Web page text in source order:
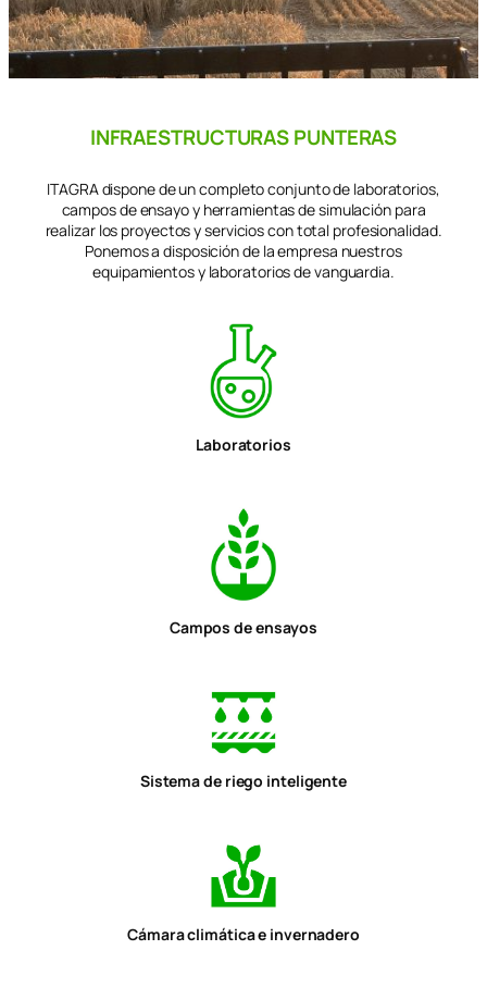
INFRAESTRUCTURAS PUNTERAS
ITAGRA dispone de un completo conjunto de laboratorios,
campos de ensayo y herramientas de simulación para
realizar los proyectos y servicios con total profesionalidad.
Ponemos a disposición de la empresa nuestros
equipamientos y laboratorios de vanguardia.
Laboratorios
Campos de ensayos
Sistema de riego inteligente
Cámara climática e invernadero